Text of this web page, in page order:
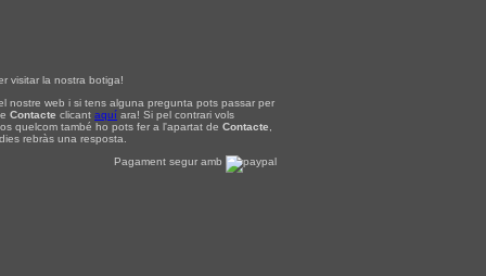
visitar la nostra botiga!
nostre web i si tens alguna pregunta pots passar per
Contacte clicantaquí ara! Si pel contrari vols
quelcom també ho pots fer a l'apartat de Contacte
rebràs una resposta.
Pagament segur amb